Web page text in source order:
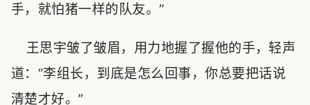
手，就怕猪一样的队友。”
王思宇皱了皱眉，用力地握了握他的手，轻声
道：“李组长，到底是怎么回事，你总要把话说
清楚才好。”